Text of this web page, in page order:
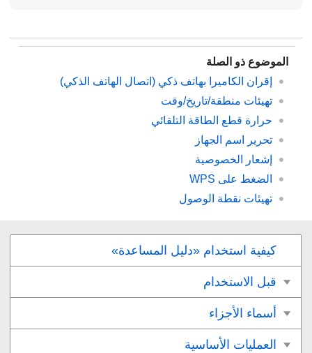
الموضوع ذو الصلة
إقران الكاميرا بهاتف ذكي ( اتصال الهاتف الذكي)
تهيئات منطقة/تاريخ/وقت
حرارة قطع الطاقة التلقائي
تحرير اسم الجهاز
إشعار الخصوصية
الضغط على WPS‎‏
تهيئات نقطة الوصول
كيفية استخدام «دليل المساعدة»
قبل الاستخدام
أسماء الأجزاء
العمليات الأساسية